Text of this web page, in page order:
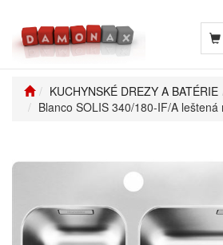
KUCHYNSKÉ DREZY A BATÉRIE
Blanco SOLIS 340/180-IF/A